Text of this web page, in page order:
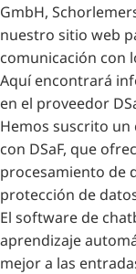
GmbH,
nuestro sitio web
comunicación con
Aquí encontrará
en el proveedor
Hemos suscrito
con DSaF, que
procesamiento de
protección de
El software de
aprendizaje
mejor a las